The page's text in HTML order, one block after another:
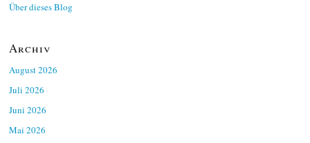
Über dieses Blog
Archiv
August 2026
Juli 2026
Juni 2026
Mai 2026